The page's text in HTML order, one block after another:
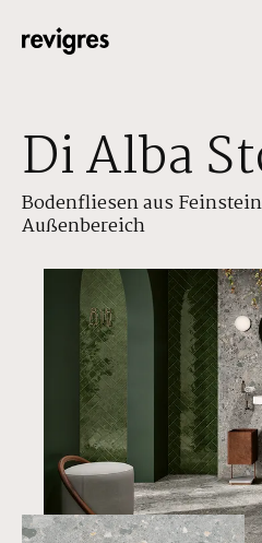
Zum Hauptinhalt springen
Di Alba
Bodenfliesen aus
Außenbereich